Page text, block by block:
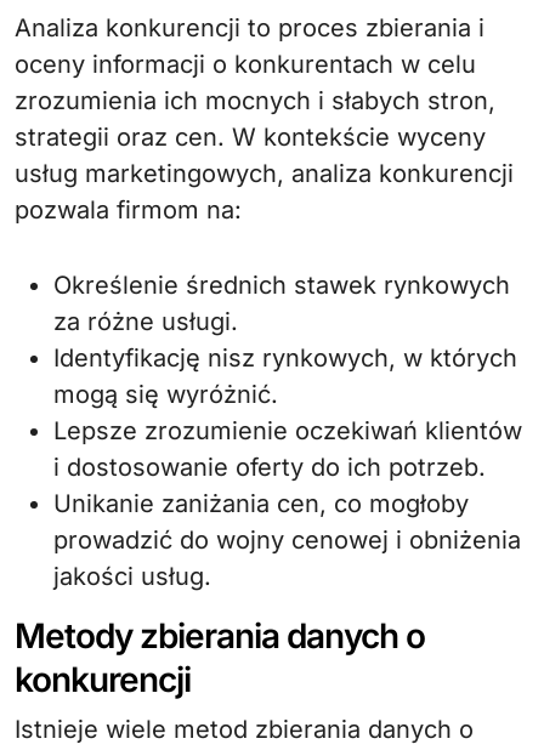
Analiza konkurencji to proces zbierania i
oceny informacji o konkurentach w celu
zrozumienia ich mocnych i słabych stron,
strategii oraz cen. W kontekście wyceny
usług marketingowych, analiza konkurencji
pozwala firmom na:
Określenie średnich stawek rynkowych
za różne usługi.
Identyfikację nisz rynkowych, w których
mogą się wyróżnić.
Lepsze zrozumienie oczekiwań klientów
i dostosowanie oferty do ich potrzeb.
Unikanie zaniżania cen, co mogłoby
prowadzić do wojny cenowej i obniżenia
jakości usług.
Metody zbierania danych o
konkurencji
Istnieje wiele metod zbierania danych o